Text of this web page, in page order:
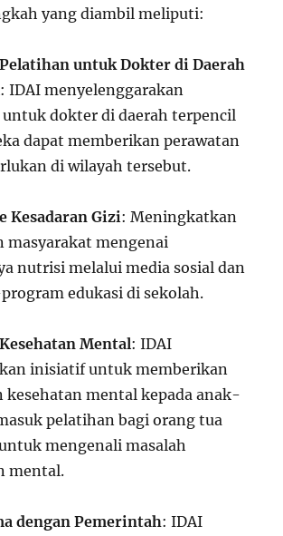
yang diambil meliputi:
untuk Dokter di Daerah
: IDAI menyelenggarakan
dokter di daerah terpencil
dapat memberikan perawatan
di wilayah tersebut.
Kesadaran Gizi: Meningkatkan
masyarakat mengenai
nutrisi melalui media sosial dan
edukasi di sekolah.
Mental: IDAI
inisiatif untuk memberikan
kesehatan mental kepada anak-
pelatihan bagi orang tua
mengenali masalah
mental.
dengan Pemerintah: IDAI